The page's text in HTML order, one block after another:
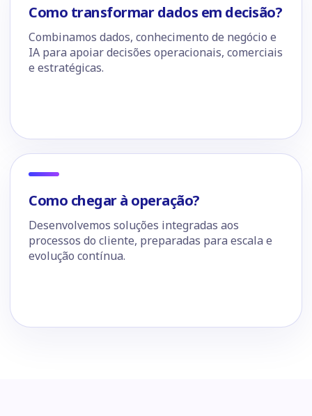
Como transformar dados em decisão?
Combinamos dados, conhecimento de negócio e
IA para apoiar decisões operacionais, comerciais
e estratégicas.
Como chegar à operação?
Desenvolvemos soluções integradas aos
processos do cliente, preparadas para escala e
evolução contínua.